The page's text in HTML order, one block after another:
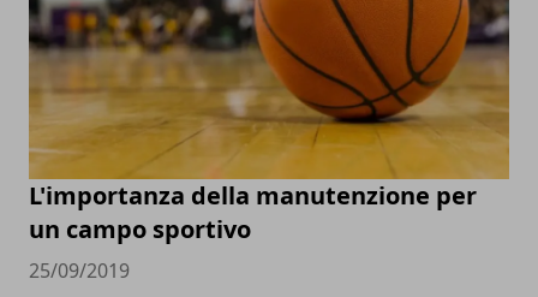
L'importanza della manutenzione per
un campo sportivo
25/09/2019